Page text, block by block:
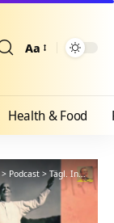
Aa
Health & Food
> Podcast >Tägl. Inspiration